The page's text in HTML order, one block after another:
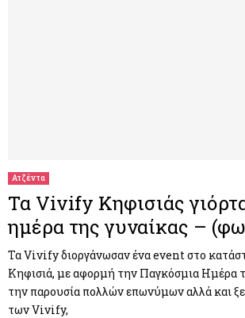
Ατζέντα
Τα Vivify Κηφισιάς
ημέρα της γυναίκας –
Τα Vivify διοργάνωσαν ένα event στο
Κηφισιά, με αφορμή την Παγκόσμια Ημέρα
την παρουσία πολλών επωνύμων αλλά και
των Vivify,